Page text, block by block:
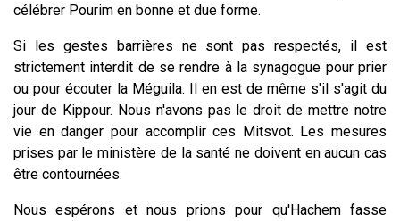
célébrer Pourim en bonne et due forme.
Si les gestes barrières ne sont pas respectés, il est
strictement interdit de se rendre à la synagogue pour prier
ou pour écouter la Méguila. Il en est de même s'il s'agit du
jour de Kippour. Nous n'avons pas le droit de mettre notre
vie en danger pour accomplir ces Mitsvot. Les mesures
prises par le ministère de la santé ne doivent en aucun cas
être contournées.
Nous espérons et nous prions pour qu'Hachem fasse